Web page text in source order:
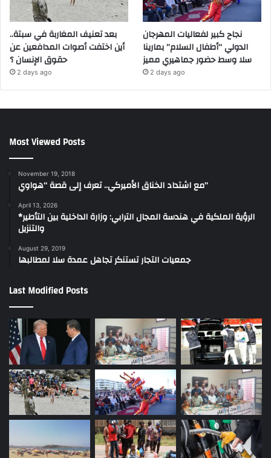
بعد تعنيف المغاربة في سبتة..
أين اختفت أصوات المدافعين عن
حقوق الإنسان ؟
2 days ago
نجاح كبير لفعاليات المهرجان
الدولي “أطفال السلام” بمارينا
سلا وسط حضور جماهيري مميز
2 days ago
Most Viewed Posts
November 19, 2018
مع اشتداد الخناق الأميركي.. تعرف إلى قصة “هواوي”
April 13, 2026
*الرؤية الملكية في هندسة المجال الترابي: وزارة الداخلية بين التأطير
والتنزيل
August 29, 2019
جمعيات التجار تستنكر تجاهل عمدة سلا لمطالبها
Last Modified Posts